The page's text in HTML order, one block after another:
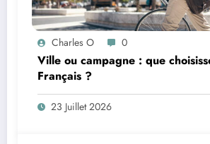
Charles O 0
Ville ou campagne : que
Français ?
23 Juillet 2026